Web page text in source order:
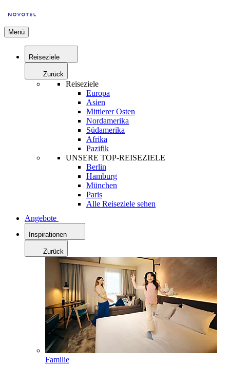
Menü
Reiseziele
Zurück
Reiseziele
Europa
Asien
Mittlerer Osten
Nordamerika
Südamerika
Afrika
Pazifik
UNSERE TOP-REISEZIELE
Berlin
Hamburg
München
Paris
Alle Reiseziele sehen
Angebote
Inspirationen
Zurück
Familie